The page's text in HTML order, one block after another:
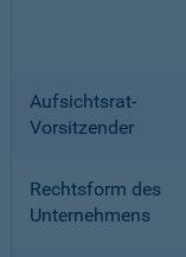
Aufsichtsrat-
Vorsitzender
Rechtsform des
Unternehmens